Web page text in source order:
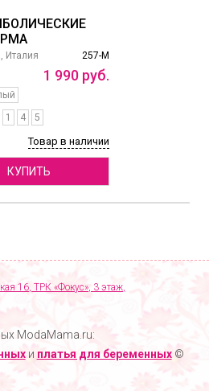
257-М
Италия
1 990 руб.
1 4 5
Товар в наличии
КУПИТЬ
16, ТРК «Фокус», 3 этаж,
ModaMama.ru:
и платья для беременных©